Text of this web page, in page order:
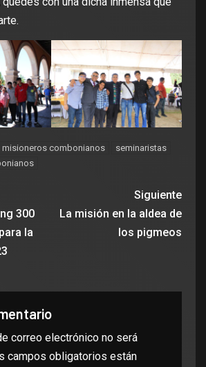
misioneros combonianos
seminaristas
300
la
Siguiente
La misión en la aldea de
los pigmeos
correo electrónico no será
campos obligatorios están